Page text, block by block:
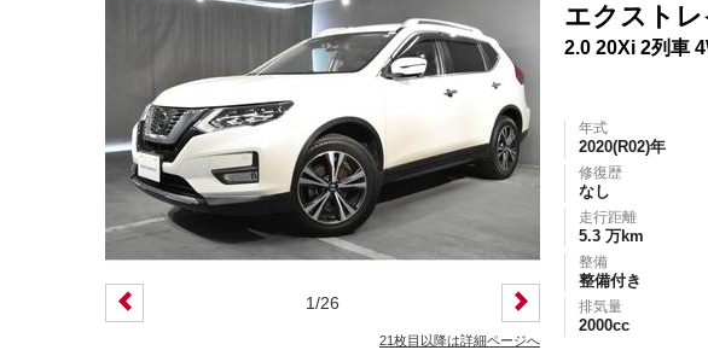
1/26
21枚目以降は詳細ページへ
エクスト
2.0 20Xi 2列車
年式
2020(R02)年
修復歴
なし
走行距離
5.3 万km
整備
整備付き
排気量
2000cc